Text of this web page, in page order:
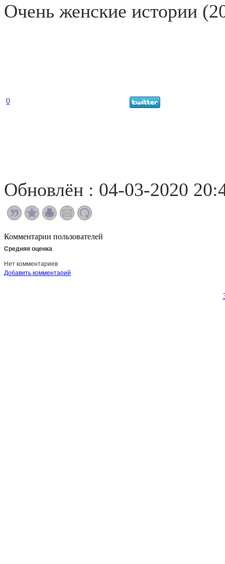
Очень женские истории
0
Обновлён : 04-03-2020
Комментарии пользователей
Средняя оценка
Нет комментариев
Добавить комментарий